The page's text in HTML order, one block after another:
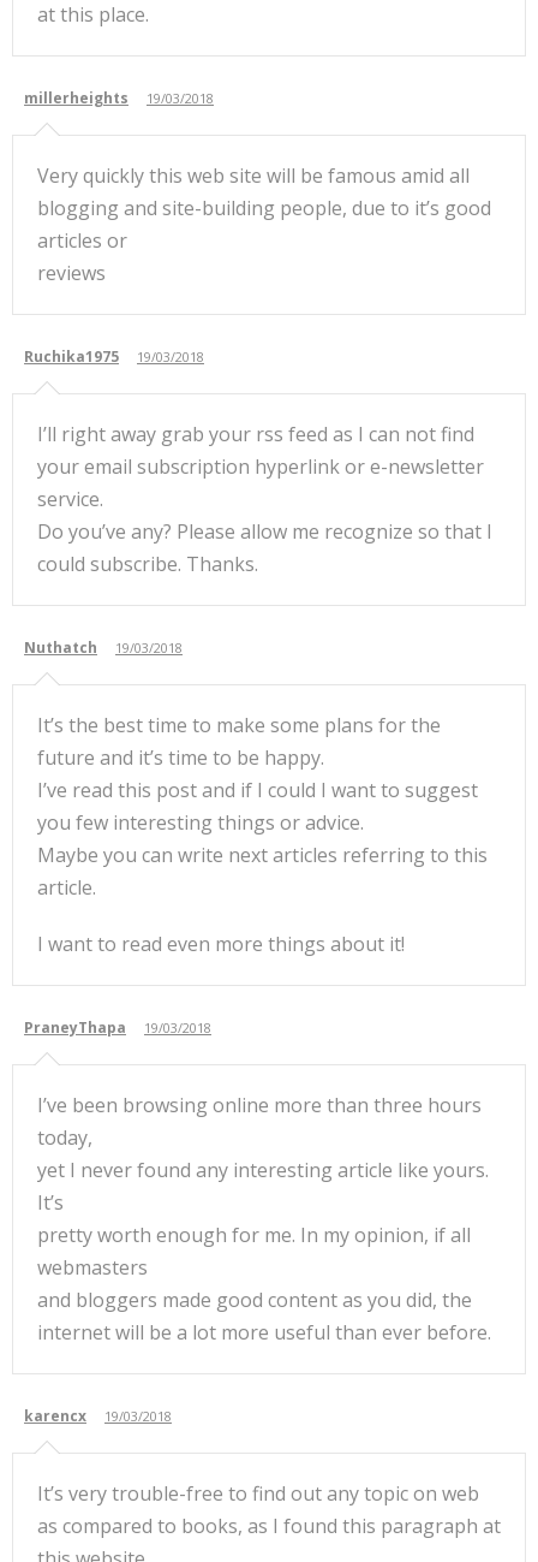
at this place.
millerheights 19/03/2018
Very quickly this web site will be famous amid all
blogging and site-building people, due to it’s good
articles or
reviews
Ruchika1975 19/03/2018
I’ll right away grab your rss feed as I can not find
your email subscription hyperlink or e-newsletter
service.
Do you’ve any? Please allow me recognize so that I
could subscribe. Thanks.
Nuthatch 19/03/2018
It’s the best time to make some plans for the
future and it’s time to be happy.
I’ve read this post and if I could I want to suggest
you few interesting things or advice.
Maybe you can write next articles referring to this
article.
I want to read even more things about it!
PraneyThapa 19/03/2018
I’ve been browsing online more than three hours
today,
yet I never found any interesting article like yours.
It’s
pretty worth enough for me. In my opinion, if all
webmasters
and bloggers made good content as you did, the
internet will be a lot more useful than ever before.
karencx 19/03/2018
It’s very trouble-free to find out any topic on web
as compared to books, as I found this paragraph at